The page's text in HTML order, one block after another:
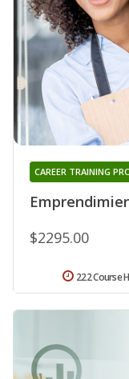
CAREER TRAINING
$2295.00
222 Course